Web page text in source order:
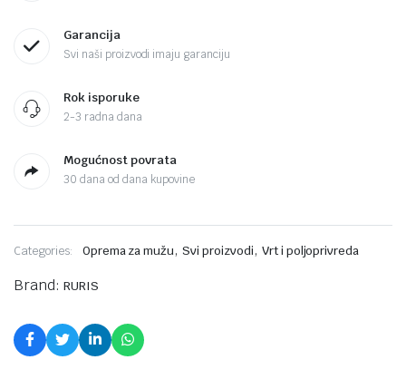
Garancija
Svi naši proizvodi imaju garanciju
Rok isporuke
2-3 radna dana
Mogućnost povrata
30 dana od dana kupovine
Categories: Oprema za mužu,Svi proizvodi, Vrt i poljoprivreda
Brand: RURIS